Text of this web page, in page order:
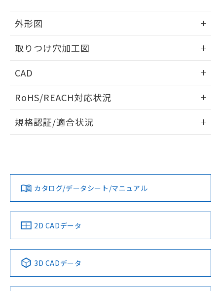
外形図
取りつけ穴加工図
CAD
ドすることができます。
ログイン/会員登録
ダウンロードデータをご利用いただく前に、以下を必ずお読
みください。
ソフトウェアの使用条件
RoHS/REACH対応状況
EU RoHS 注意事項・凡例
対応済み
中国 RoHS 注意事項・凡例
Pb Hg Cd Cr(VI)
規格認証/適合状況
カタログ/データシート/マニュアル
2D CADデータ
3D CADデータ
品・サービスに関するお客様との取
をご了承ください。
※当社の共同利用者とは、
下記の非含有証明書をダウンロードするこ
とができます。
EU RoHS指令（10物質）の非含有証明書
51物質の非含有証明書（当社基準）
※本証明書は発行日時点で非含有を証明す
ものではありません。
また、RoHS指令のフタル酸エステル類４
物質の対応では、対応完了までの期間は出
欄に対応日を記載しておりました。
既に当社にて対応品への在庫切替を完了